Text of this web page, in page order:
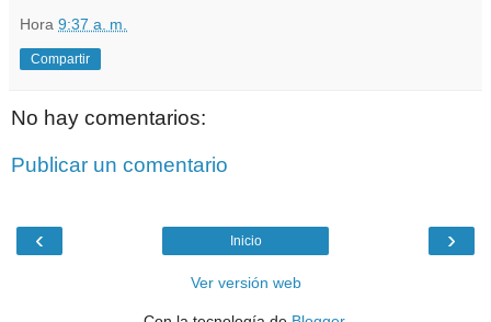
Hora 9:37 a. m.
Compartir
No hay comentarios:
Publicar un comentario
‹ ›
Inicio
Ver versión web